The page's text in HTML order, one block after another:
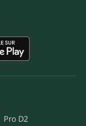
Pro D2